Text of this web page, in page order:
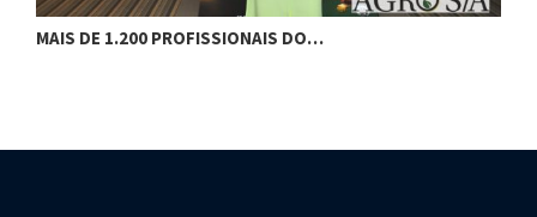
MAIS DE 1.200 PROFISSIONAIS DO…